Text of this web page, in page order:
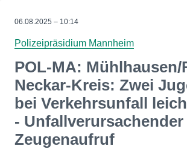
06.08.2025 – 10:14
Polizeipräsidium Mannheim
POL-MA: Mühlhausen/
Neckar-Kreis: Zwei
bei Verkehrsunfall
-
Zeugenaufruf